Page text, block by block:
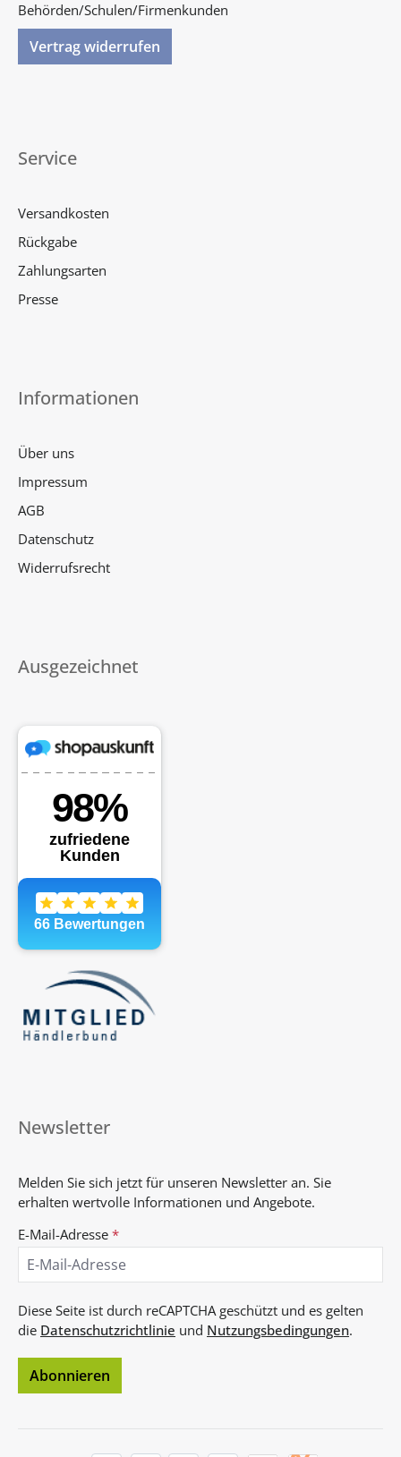
Behörden/Schulen/Firmenkunden
Vertrag widerrufen
Service
Versandkosten
Rückgabe
Zahlungsarten
Presse
Informationen
Über uns
Impressum
AGB
Datenschutz
Widerrufsrecht
Ausgezeichnet
Newsletter
Melden Sie sich jetzt für unseren Newsletter an. Sie
erhalten wertvolle Informationen und Angebote.
E-Mail-Adresse *
Diese Seite ist durch reCAPTCHA geschützt und es gelten
die Datenschutzrichtlinie und Nutzungsbedingungen.
Abonnieren